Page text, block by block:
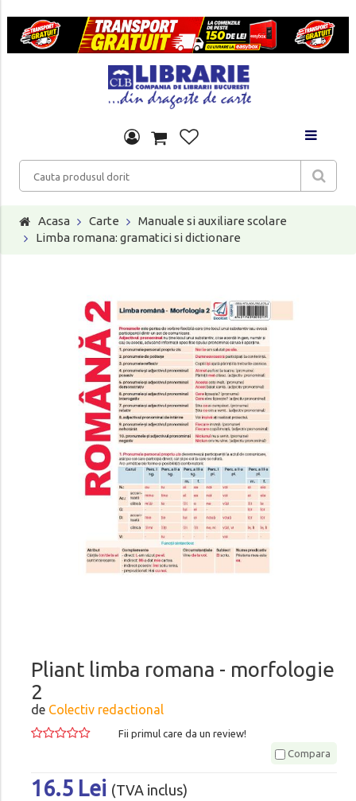
Acasa Carte
Manuale si auxiliare scolare
Limba romana: gramatici si dictionare
Pliant limba romana - morfologie
2
de Colectiv redactional
Fii primul care da un review!
Compara
16.5 Lei (TVA inclus)